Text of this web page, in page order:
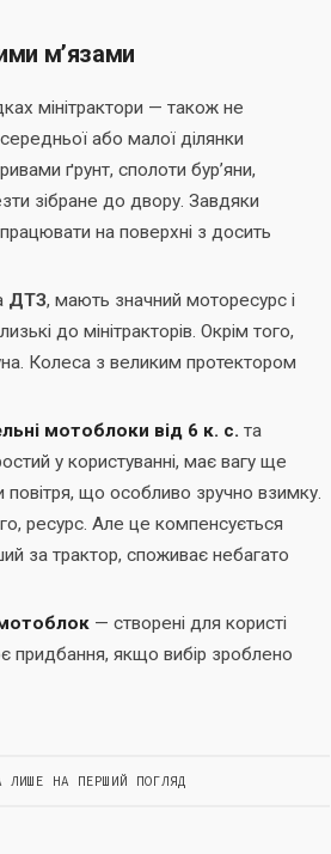
м’язами
мінітрактори — також не
або малої ділянки
ґрунт, сполоти бур’яни,
зібране до двору. Завдяки
на поверхні з досить
ДТЗ, мають значний моторесурс і
до мінітракторів. Окрім того,
Колеса з великим протектором
мотоблоки від 6 к. с. та
у користуванні, має вагу ще
що особливо зручно взимку.
ресурс. Але це компенсується
за трактор, споживає небагато
— створені для користі
придбання, якщо вибір зроблено
ЛИШЕ НА ПЕРШИЙ ПОГЛЯД